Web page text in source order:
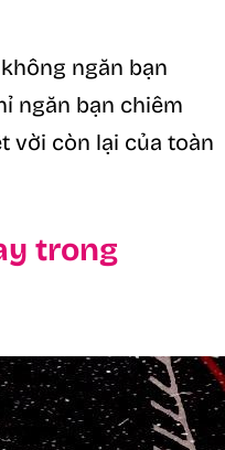
ngăn bạn
ngăn bạn chiêm
vời còn lại của toàn
trong